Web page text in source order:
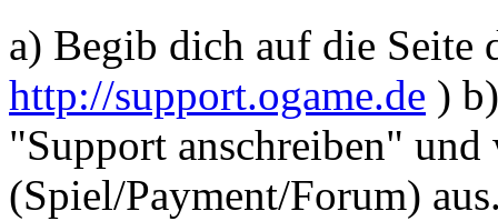
a) Begib dich auf die Seite
http://support.ogame.de )
"Support anschreiben"
(Spiel/Payment/Forum)